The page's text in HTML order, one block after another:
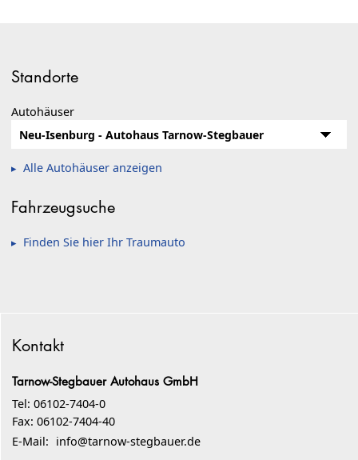
Standorte
Autohäuser
Alle Autohäuser anzeigen
Fahrzeugsuche
Finden Sie hier Ihr Traumauto
Kontakt
Tarnow-Stegbauer Autohaus GmbH
Tel: 06102-7404-0
Fax: 06102-7404-40
E-Mail: info@tarnow-stegbauer.de